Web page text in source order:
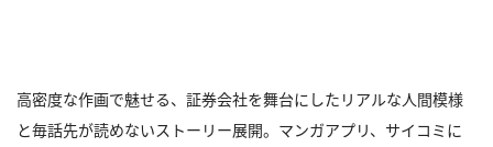
高密度な作画で魅せる、証券会社を舞台にしたリアルな人間模様
と毎話先が読めないストーリー展開。マンガアプリ、サイコミに